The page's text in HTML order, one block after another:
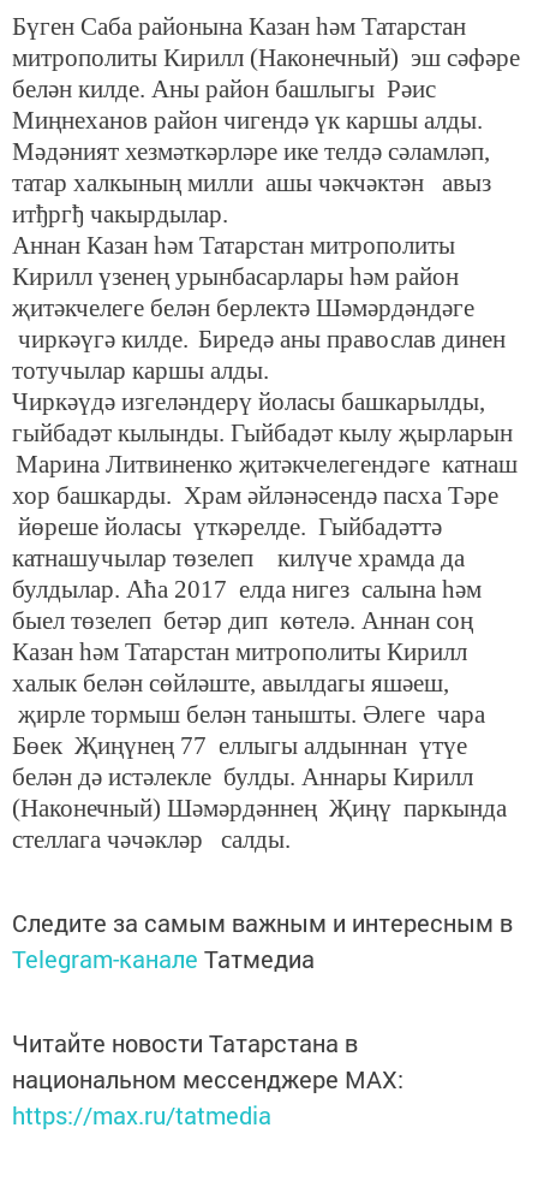
Бүген Саба районына Казан һәм Татарстан
митрополиты Кирилл (Наконечный) эш сәфәре
белән килде. Аны район башлыгы Рәис
Миңнеханов район чигендә үк каршы алды.
Мәдәният хезмәткәрләре ике телдә сәламләп,
татар халкының милли ашы чәкчәктән
авыз
итђргђ чакырдылар.
Аннан Казан һәм Татарстан митрополиты
Кирилл үзенең урынбасарлары һәм район
җитәкчелеге белән берлектә Шәмәрдәндәге
чиркәүгә килде. Биредә аны православ динен
тотучылар каршы алды.
Чиркәүдә изгеләндерү йоласы башкарылды,
гыйбадәт кылынды. Гыйбадәт кылу җырларын
Марина Литвиненко җитәкчелегендәге катнаш
хор башкарды. Храм әйләнәсендә пасха Тәре
йөреше йоласы үткәрелде. Гыйбадәттә
катнашучылар төзелеп килүче храмда да
булдылар. Аћа 2017 елда нигез салына һәм
быел төзелеп бетәр дип көтелә. Аннан соң
Казан һәм Татарстан митрополиты Кирилл
халык белән сөйләште, авылдагы яшәеш,
җирле тормыш белән танышты. Әлеге чара
Бөек Җиңүнең 77 еллыгы алдыннан үтүе
белән дә истәлекле булды. Аннары Кирилл
(Наконечный) Шәмәрдәннең Җиңү паркында
стеллага чәчәкләр салды.
Следите за самым важным и интересным в
Telegram-канале Татмедиа
Читайте новости Татарстана в
национальном мессенджере MАХ:
https://max.ru/tatmedia